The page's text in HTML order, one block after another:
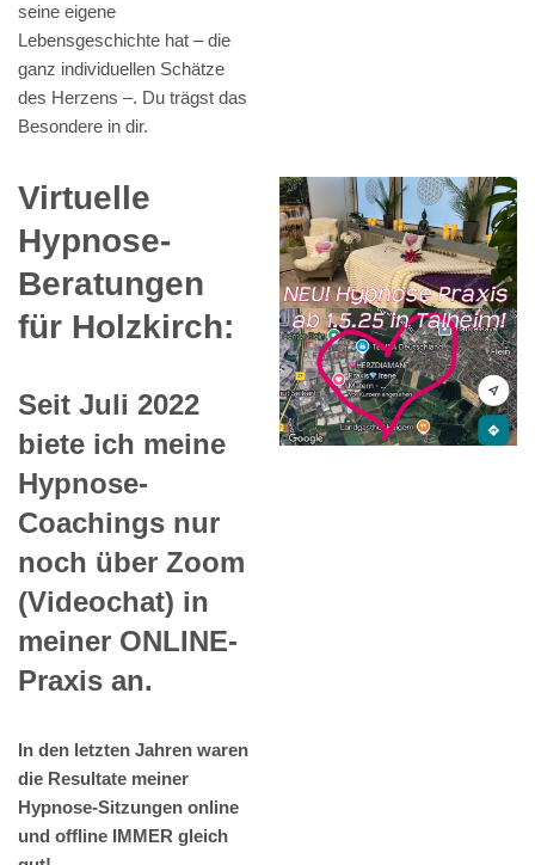
seine eigene
Lebensgeschichte hat – die
ganz individuellen Schätze
des Herzens –. Du trägst das
Besondere in dir.
Virtuelle
Hypnose-
Beratungen
für Holzkirch:
Seit Juli 2022
biete ich meine
Hypnose-
Coachings nur
noch über Zoom
(Videochat) in
meiner ONLINE-
Praxis an.
In den letzten Jahren waren
die Resultate meiner
Hypnose-Sitzungen online
und offline IMMER gleich